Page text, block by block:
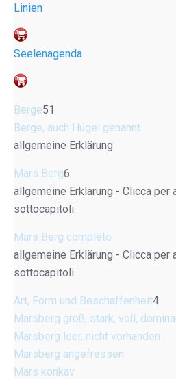
Linien
Seelenagenda
Berge51
Berge, auch Hügel genannt
allgemeine Erklärung
Mars Berg6
allgemeine Erklärung - Clicca per
sottocapitoli
Mars Berg completo
allgemeine Erklärung - Clicca per
sottocapitoli
Art, Form und Beschaffenheit4
Marsberg groß, stark, voll,
Marsberg leer, nicht vorhanden
Marsberg angefressen
Mars konkav